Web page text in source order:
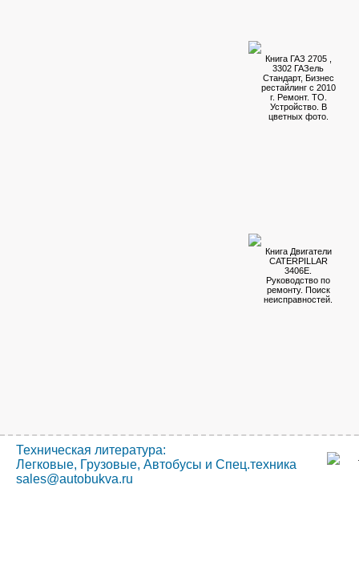
Книга ГАЗ 2705 ,
3302 ГАЗель
Стандарт, Бизнес
рестайлинг с 2010
г. Ремонт. ТО.
Устройство. В
цветных фото.
Книга Двигатели
CATERPILLAR
3406E.
Руководство по
ремонту. Поиск
неисправностей.
Техническая литература:
Легковые, Грузовые, Автобусы и Спец.техника
sales@autobukva.ru